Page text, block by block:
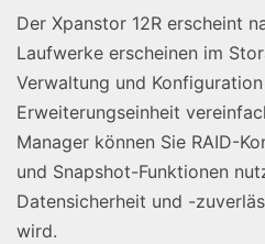
Der Xpanstor 12R erscheint
Laufwerke erscheinen im
Verwaltung und
Erweiterungseinheit
Manager können Sie RAID-
und Snapshot-Funktionen
Datensicherheit und -
wird.